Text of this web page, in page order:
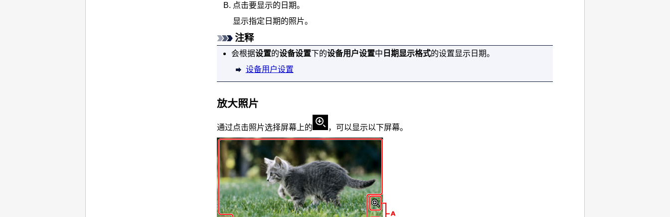
点击要显示的日期。
显示指定日期的照片。
注释
会根据设置的设备设置下的设备用户设置中 日期显示格式的设置显示日期。
设备用户设置
放大照片
通过点击照片选择屏幕上的 ，可以显示以下屏幕。